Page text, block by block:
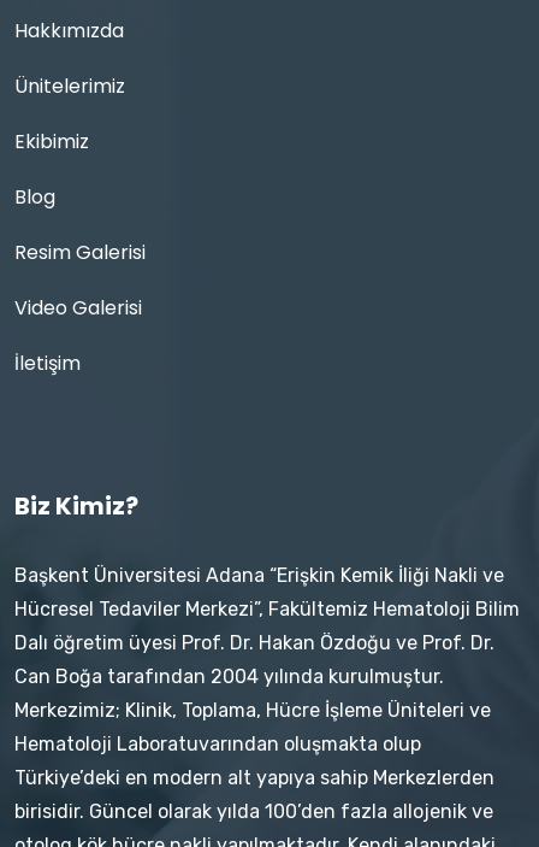
Hakkımızda
Ünitelerimiz
Ekibimiz
Blog
Resim Galerisi
Video Galerisi
İletişim
Biz Kimiz?
Başkent Üniversitesi Adana “Erişkin Kemik İliği Nakli ve
Hücresel Tedaviler Merkezi”, Fakültemiz Hematoloji Bilim
Dalı öğretim üyesi Prof. Dr. Hakan Özdoğu ve Prof. Dr.
Can Boğa tarafından 2004 yılında kurulmuştur.
Merkezimiz; Klinik, Toplama, Hücre İşleme Üniteleri ve
Hematoloji Laboratuvarından oluşmakta olup
Türkiye’deki en modern alt yapıya sahip Merkezlerden
birisidir. Güncel olarak yılda 100’den fazla allojenik ve